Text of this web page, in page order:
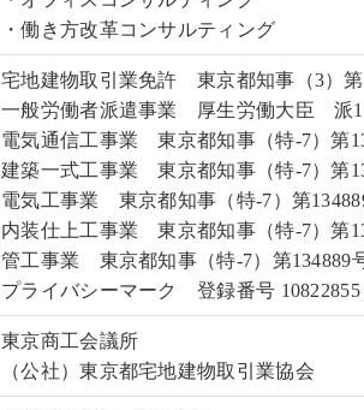
・働き方改革コンサルティング
宅地建物取引業免許 東京都知事（3）第
一般労働者派遣事業 厚生労働大臣 派
電気通信工事業 東京都知事（特-7）第
建築一式工事業 東京都知事（特-7）第
電気工事業 東京都知事（特-7）第
内装仕上工事業 東京都知事（特-7）第
管工事業 東京都知事（特-7）第134889
プライバシーマーク 登録番号 10822855
東京商工会議所
（公社）東京都宅地建物取引業協会